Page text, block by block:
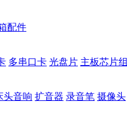
配件
多串口卡 光盘片 主板芯片组
头音响 扩音器 录音笔 摄像头